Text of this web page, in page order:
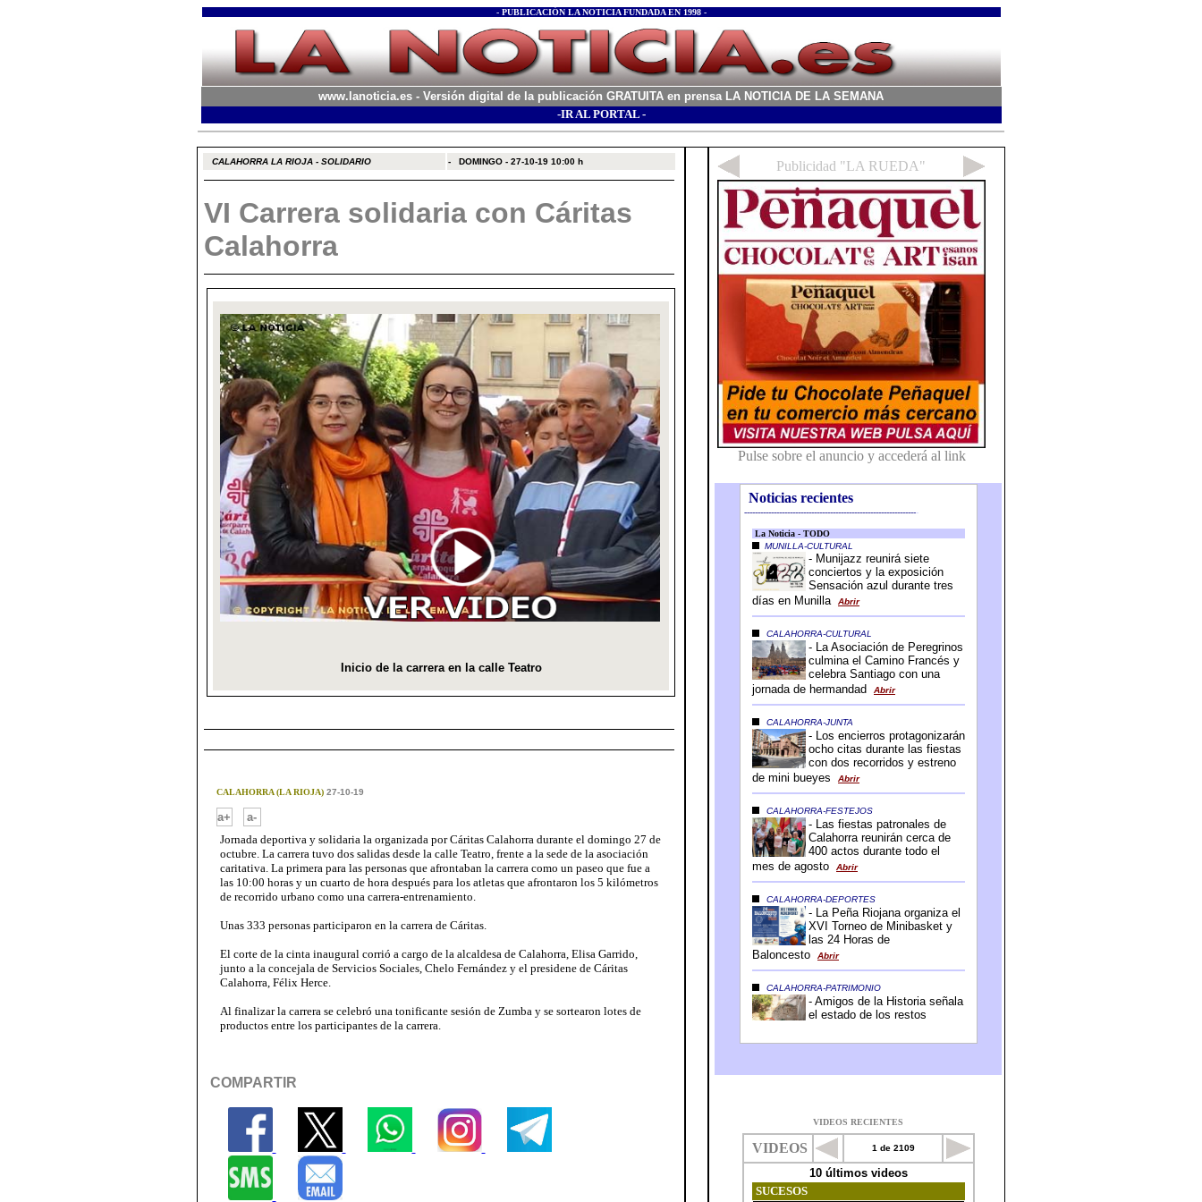
- PUBLICACIÓN LA NOTICIA FUNDADA EN 1998 -
www.lanoticia.es - Versión digital de la publicación GRATUITA en prensa LA NOTICIA DE LA SEMANA
-IR AL PORTAL -
CALAHORRA LA RIOJA - SOLIDARIO - DOMINGO - 27-10-19 10:00 h
VI Carrera solidaria con Cáritas
Calahorra
CALAHORRA (LA RIOJA)27-10-19
a+
a-
Jornada deportiva y solidaria la organizada por Cáritas Calahorra durante el domingo 27 de
octubre. La carrera tuvo dos salidas desde la calle Teatro, frente a la sede de la asociación
caritativa. La primera para las personas que afrontaban la carrera como un paseo que fue a
las 10:00 horas y un cuarto de hora después para los atletas que afrontaron los 5 kilómetros
de recorrido urbano como una carrera-entrenamiento.
Unas 333 personas participaron en la carrera de Cáritas.
El corte de la cinta inaugural corrió a cargo de la alcaldesa de Calahorra, Elisa Garrido,
junto a la concejala de Servicios Sociales, Chelo Fernández y el presidene de Cáritas
Calahorra, Félix Herce.
Al finalizar la carrera se celebró una tonificante sesión de Zumba y se sortearon lotes de
productos entre los participantes de la carrera.
COMPARTIR
Noticias recientes
-----------------------------------------------------------------
VIDEOS RECIENTES